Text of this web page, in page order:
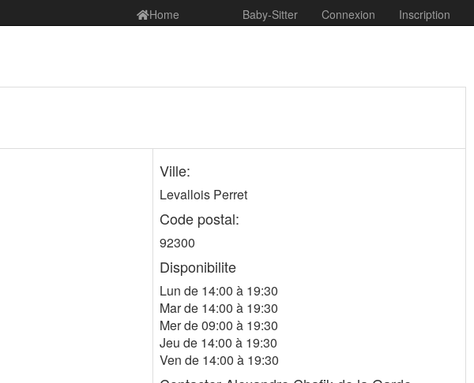
Home Baby-Sitter Connexion Inscription
Ville:
Levallois Perret
Code postal:
92300
Disponibilite
Lun de 14:00 à 19:30
Mar de 14:00 à 19:30
Mer de 09:00 à 19:30
Jeu de 14:00 à 19:30
Ven de 14:00 à 19:30